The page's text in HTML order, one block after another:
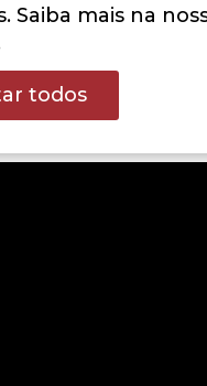
a presente edição
assinados
Saiba mais na
todos